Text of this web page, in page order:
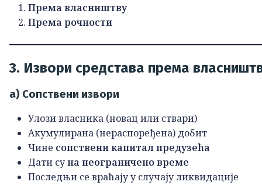
Према власништву
Према рочности
3. Извори средстава према
а) Сопствени извори
Улози власника (новац или ствари)
Акумулирана (нераспоређена) добит
Чине сопствени капитал предузећа
Дати суна неограничено време
Последњи се враћају у случају ликвидације